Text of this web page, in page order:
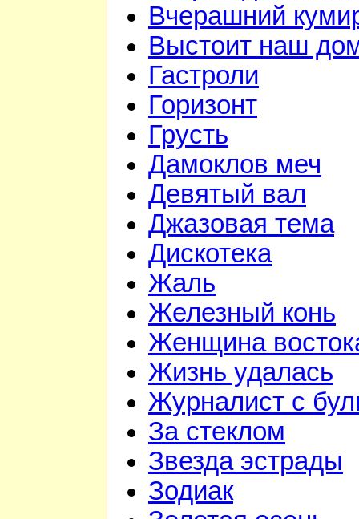
Вчерашний
Выстоит наш
Гастроли
Горизонт
Грусть
Дамоклов меч
Девятый вал
Джазовая тема
Дискотека
Жаль
Железный конь
Женщина
Жизнь удалась
Журналист с
За стеклом
Звезда эстрады
Зодиак